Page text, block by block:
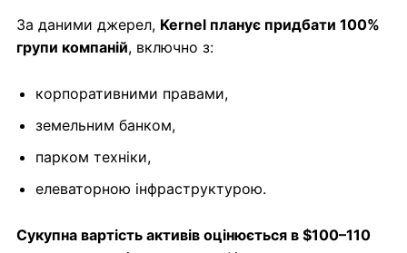
За даними джерел, Kernel планує придбати 100%
групи компаній, включно з:
корпоративними правами,
земельним банком,
парком техніки,
елеваторною інфраструктурою.
Сукупна вартість активів оцінюється в $100–110